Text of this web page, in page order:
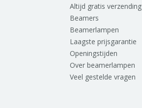
Altijd gratis verzending
Beamers
Beamerlampen
Laagste prijsgarantie
Openingstijden
Over beamerlampen
Veel gestelde vragen